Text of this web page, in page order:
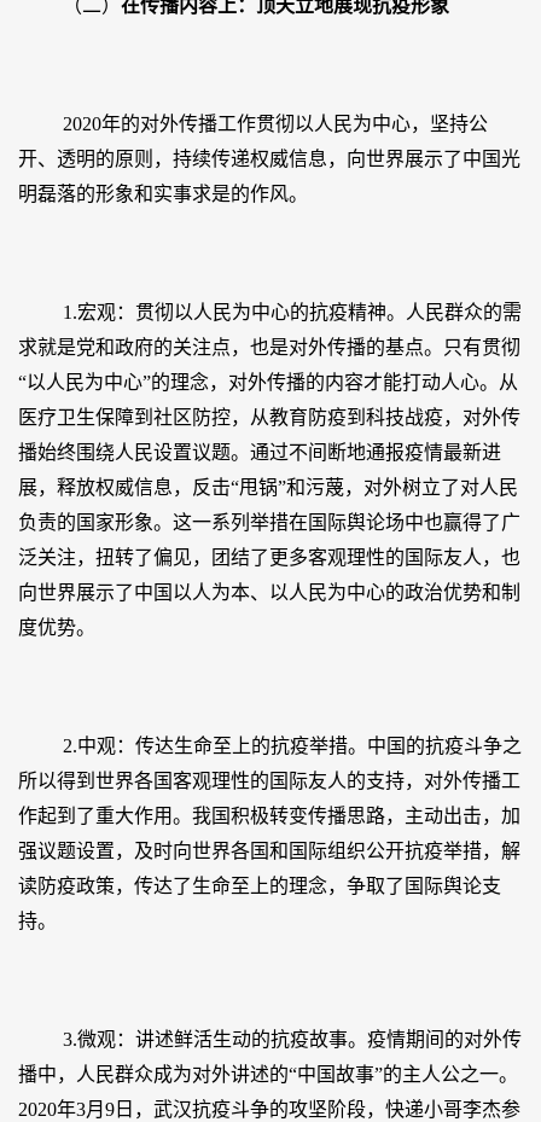
（二）在传播内容上：顶天立地展现抗疫形象
2020年的对外传播工作贯彻以人民为中心，坚持公
开、透明的原则，持续传递权威信息，向世界展示了中国光
明磊落的形象和实事求是的作风。
1.宏观：贯彻以人民为中心的抗疫精神。人民群众的需
求就是党和政府的关注点，也是对外传播的基点。只有贯彻
“以人民为中心”的理念，对外传播的内容才能打动人心。从
医疗卫生保障到社区防控，从教育防疫到科技战疫，对外传
播始终围绕人民设置议题。通过不间断地通报疫情最新进
展，释放权威信息，反击“甩锅”和污蔑，对外树立了对人民
负责的国家形象。这一系列举措在国际舆论场中也赢得了广
泛关注，扭转了偏见，团结了更多客观理性的国际友人，也
向世界展示了中国以人为本、以人民为中心的政治优势和制
度优势。
2.中观：传达生命至上的抗疫举措。中国的抗疫斗争之
所以得到世界各国客观理性的国际友人的支持，对外传播工
作起到了重大作用。我国积极转变传播思路，主动出击，加
强议题设置，及时向世界各国和国际组织公开抗疫举措，解
读防疫政策，传达了生命至上的理念，争取了国际舆论支
持。
3.微观：讲述鲜活生动的抗疫故事。疫情期间的对外传
播中，人民群众成为对外讲述的“中国故事”的主人公之一。
2020年3月9日，武汉抗疫斗争的攻坚阶段，快递小哥李杰参